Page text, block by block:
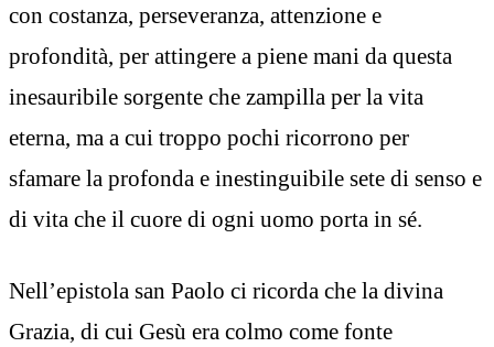
con costanza, perseveranza, attenzione e
profondità, per attingere a piene mani da questa
inesauribile sorgente che zampilla per la vita
eterna, ma a cui troppo pochi ricorrono per
sfamare la profonda e inestinguibile sete di senso e
di vita che il cuore di ogni uomo porta in sé.
Nell’epistola san Paolo ci ricorda che la divina
Grazia, di cui Gesù era colmo come fonte